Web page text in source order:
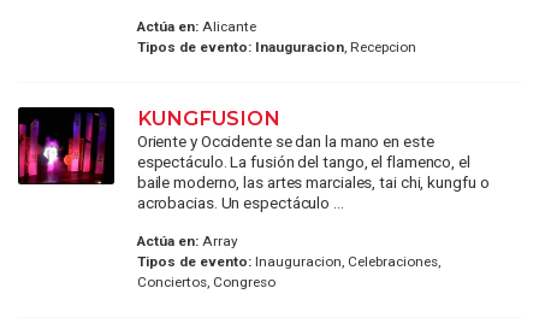
Actúa en:Alicante
Tipos de evento: Inauguracion, Recepcion
KUNGFUSION
Oriente y Occidente se dan la mano en este
espectáculo. La fusión del tango, el flamenco, el
baile moderno, las artes marciales, tai chi, kungfu o
acrobacias. Un espectáculo ...
Actúa en:Array
Tipos de evento:Inauguracion, Celebraciones,
Conciertos, Congreso